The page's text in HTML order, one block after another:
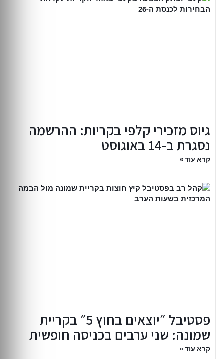
גיוס מזכירי קלפי בקריות: ההרשמה
נסגרת ב-14 באוגוסט
קרא עוד »
פסטיבל ״יוצאים בחוץ 5״ בקריית
שמונה: שני ערבים בכניסה חופשית
קרא עוד »